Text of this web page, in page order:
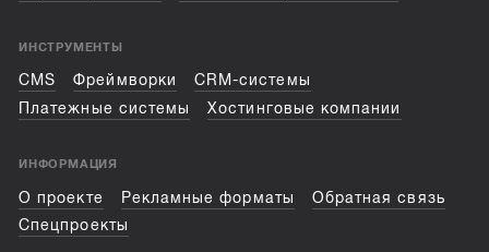
ИНСТРУМЕНТЫ
CMS Фреймворки
CRM-системы
Платежные системы
Хостинговые компании
ИНФОРМАЦИЯ
О проекте Рекламные форматы
Обратная связь
Спецпроекты